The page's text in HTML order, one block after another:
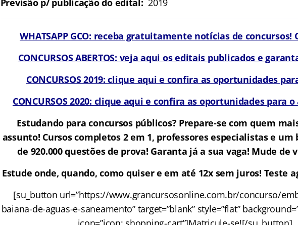
Previsão p/ publicação do edital: 2019
WHATSAPP GCO: receba gratuitamente notícias de concursos!
CONCURSOS ABERTOS: veja aqui os editais publicados e
CONCURSOS 2019: clique aqui e confira as oportunidades
CONCURSOS 2020: clique aqui e confira as oportunidades para
Estudando para concursos públicos? Prepare-se com quem
assunto! Cursos completos 2 em 1, professores especialistas e um
de 920.000 questões de prova! Garanta já a sua vaga! Mude de
Estude onde, quando, como quiser e em até 12x sem juros! Teste
[su_button url=”https://www.grancursosonline.com.br/concurso/
baiana-de-aguas-e-saneamento” target=”blank” style=”flat”